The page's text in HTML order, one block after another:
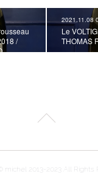
/
2021.11.08
Le
THOMAS
michel 2013-2023 All Rights